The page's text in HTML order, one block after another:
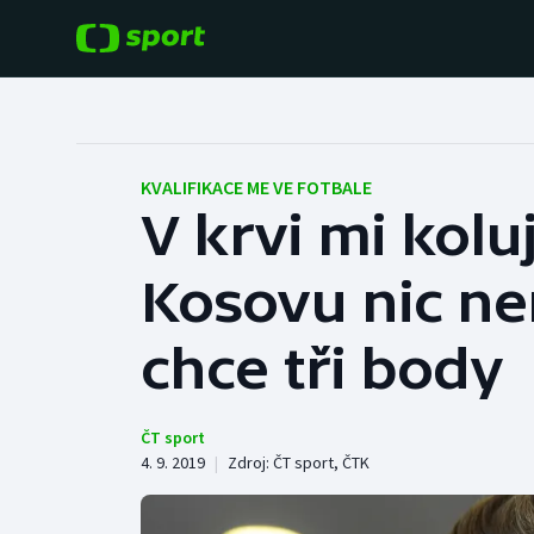
Hokej
Tenis
Atletika
Baseball a softbal
Basketbal
Biatlon
KVALIFIKACE ME VE FOTBALE
V krvi mi
Kosovu nic
chce tři body
ČT sport
4. 9. 2019 | Zdroj: ČT sport, ČTK